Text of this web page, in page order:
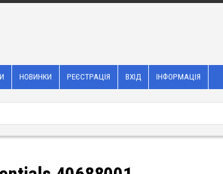
НОВИНКИ РЕЄСТРАЦІЯ ВХІД ІНФОРМАЦІЯ